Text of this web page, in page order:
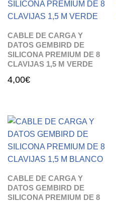
CABLE DE CARGA Y
DATOS GEMBIRD DE
SILICONA PREMIUM DE 8
CLAVIJAS 1,5 M VERDE
4,00€
CABLE DE CARGA Y
DATOS GEMBIRD DE
SILICONA PREMIUM DE 8